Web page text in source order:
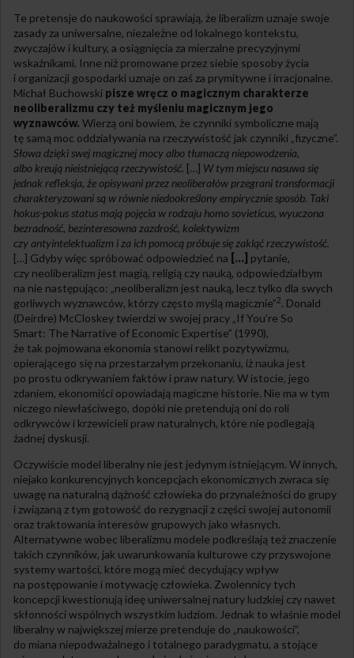
Te pretensje do naukowości sprawiają, że liberalizm uznaje swoje
zasady za uniwersalne, niezależne od lokalnego kontekstu,
zwyczajów i kultury, a osiągnięcia za mierzalne precyzyjnymi
wskaźnikami. Inne niż promowane przez siebie sposoby życia
i organizacji gospodarki uznaje on zaś za prymitywne i irracjonalne.
Michał Buchowski pisze wręcz o magicznym charakterze
neoliberalizmu czy też myśleniu magicznym jego
wyznawców. Wierzą oni bowiem, że czynniki symboliczne mają
tę samą moc oddziaływania na rzeczywistość jak czynniki „fizyczne”.
Słowa dzięki swej magicznej mocy albo tłumaczą niepowodzenia,
albo kreują nieistniejącą rzeczywistość. […] W tym miejscu nasuwa się
jednak refleksja, że opisywani przez neoliberałów przegrani transformacji
charakteryzowani są w równie niedookreślony empirycznie sposób. Taki
hokus-pokus status mają pojęcia w rodzaju homo sovieticus, wyuczona
bezradność, bezinteresowna zazdrość, kolektywizm
czy antyintelektualizm i za ich pomocą próbuje się zakląć rzeczywistość.
[…] Gdyby więc spróbować odpowiedzieć na […] pytanie,
czy neoliberalizm jest magią, religią czy nauką, odpowiedziałbym
na nie następująco: „neoliberalizm jest nauką, lecz tylko dla swych
gorliwych wyznawców, którzy często myślą magicznie”2. Donald
(Deirdre) McCloskey twierdzi w swojej pracy „If You’re So
Smart: The Narrative of Economic Expertise” (1990),
że tak pojmowana ekonomia stanowi relikt pozytywizmu,
opierającego się na przestarzałym przekonaniu, iż nauka jest
po prostu odkrywaniem faktów i praw natury. W istocie, jego
zdaniem, ekonomiści opowiadają magiczne historie. Nie ma w tym
niczego niewłaściwego, dopóki nie pretendują oni do roli
odkrywców i krzewicieli praw naturalnych, które nie podlegają
żadnej dyskusji.
Oczywiście model liberalny nie jest jedynym istniejącym. W innych,
niejako konkurencyjnych koncepcjach ekonomicznych zwraca się
uwagę na naturalną dążność człowieka do przynależności do grupy
i związaną z tym gotowość do rezygnacji z części swojej autonomii
oraz traktowania interesów grupowych jako własnych.
Alternatywne wobec liberalizmu modele podkreślają też znaczenie
takich czynników, jak uwarunkowania kulturowe czy przyswojone
systemy wartości, które mogą mieć decydujący wpływ
na postępowanie i motywację człowieka. Zwolennicy tych
koncepcji kwestionują ideę uniwersalnej natury ludzkiej czy nawet
skłonności wspólnych wszystkim ludziom. Jednak to właśnie model
liberalny w największej mierze pretenduje do „naukowości”,
do miana niepodważalnego i totalnego paradygmatu, a stojące